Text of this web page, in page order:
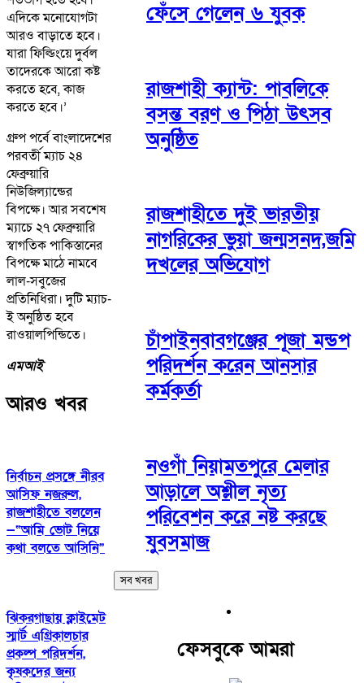
এদিকে মনোযোগটা
আরও বাড়াতে হবে।
যারা ফিল্ডিংয়ে দুর্বল
তাদেরকে আরো কষ্ট
করতে হবে, কাজ
করতে হবে।’
গ্রুপ পর্বে বাংলাদেশের
পরবর্তী ম্যাচ ২৪
ফেব্রুয়ারি
নিউজিল্যান্ডের
বিপক্ষে। আর সবশেষ
ম্যাচে ২৭ ফেব্রুয়ারি
স্বাগতিক পাকিস্তানের
বিপক্ষে মাঠে নামবে
লাল-সবুজের
প্রতিনিধিরা। দুটি ম্যাচ-
ই অনুষ্ঠিত হবে
রাওয়ালপিন্ডিতে।
এমআই
আরও খবর
নির্বাচন প্রসঙ্গে নীরব
আসিফ নজরুল,
রাজশাহীতে বললেন
—“আমি ভোট নিয়ে
কথা বলতে আসিনি”
ঝিকরগাছায় ক্লাইমেট
স্মার্ট এগ্রিকালচার
প্রকল্প পরিদর্শন,
কৃষকদের জন্য
ফেঁসে গেলেন ৬ যুবক
রাজশাহী ক্যান্ট: পাবলিকে
বসন্ত বরণ ও পিঠা উৎসব
অনুষ্ঠিত
রাজশাহীতে দুই ভারতীয়
নাগরিকের ভুয়া জন্মসনদ,জমি
দখলের অভিযোগ
চাঁপাইনবাবগঞ্জের পূজা মন্ডপ
পরিদর্শন করেন আনসার
কর্মকর্তা
নওগাঁ নিয়ামতপুরে মেলার
আড়ালে অশ্লীল নৃত্য
পরিবেশন করে নষ্ট করছে
যুবসমাজ
সব খবর
ফেসবুকে আমরা